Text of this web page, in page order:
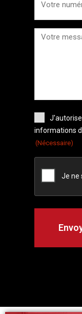
informations
(Nécessaire)